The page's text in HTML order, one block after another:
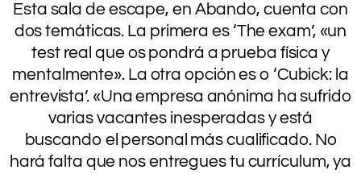
Esta sala de escape, en Abando, cuenta con
dos temáticas. La primera es ‘The exam’, «un
test real que os pondrá a prueba física y
mentalmente». La otra opción es o ‘Cubick: la
entrevista’. «Una empresa anónima ha sufrido
varias vacantes inesperadas y está
buscando el personal más cualificado. No
hará falta que nos entregues tu currículum, ya